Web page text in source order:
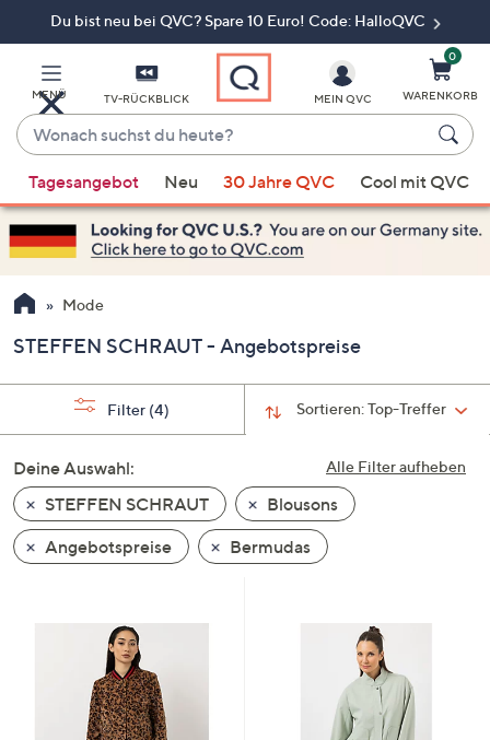
Du bist neu bei QVC? Spare 10 Euro! Code: HalloQVC
MENÜ TV-RÜCKBLICK
Wonach
suchst
du
heute?
Vorschläge
verfügbar
sind,
verwenden
Sie
Pfeiltasten
nach
und
nach
unten
oder
wischen
Sie
MEIN QVC
0
WARENKORB
Tagesangebot Neu 30 Jahre QVC Cool mit QVC
Mode
STEFFEN SCHRAUT - Angebotspreise
Sortieren:Top-Treffer
Filter (4)
Alle Filter aufheben
Deine Auswahl:
STEFFEN SCHRAUT
Blousons
Angebotspreise
Bermudas